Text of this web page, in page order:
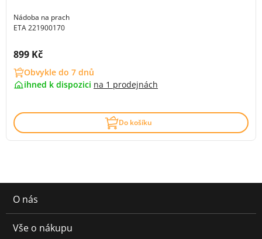
Nádoba na prach
ETA 221900170
Cena s DPH:
899 Kč
Obvykle do 7 dnů
ihned k dispozici na 1 prodejnách
Do košíku
O nás
Vše o nákupu